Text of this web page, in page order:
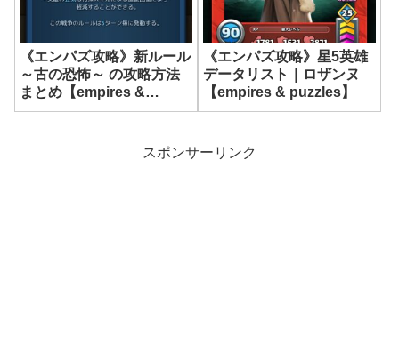
《エンパズ攻略》新ルール
～古の恐怖～ の攻略方法
まとめ【empires &
puzzles】
《エンパズ攻略》星5英雄
データリスト｜ロザンヌ
【empires & puzzles】
スポンサーリンク